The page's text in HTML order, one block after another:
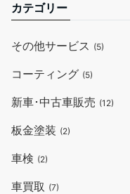
カテゴリー
その他サービス (5)
コーティング (5)
新車･中古車販売 (12)
板金塗装 (2)
車検 (2)
車買取 (7)